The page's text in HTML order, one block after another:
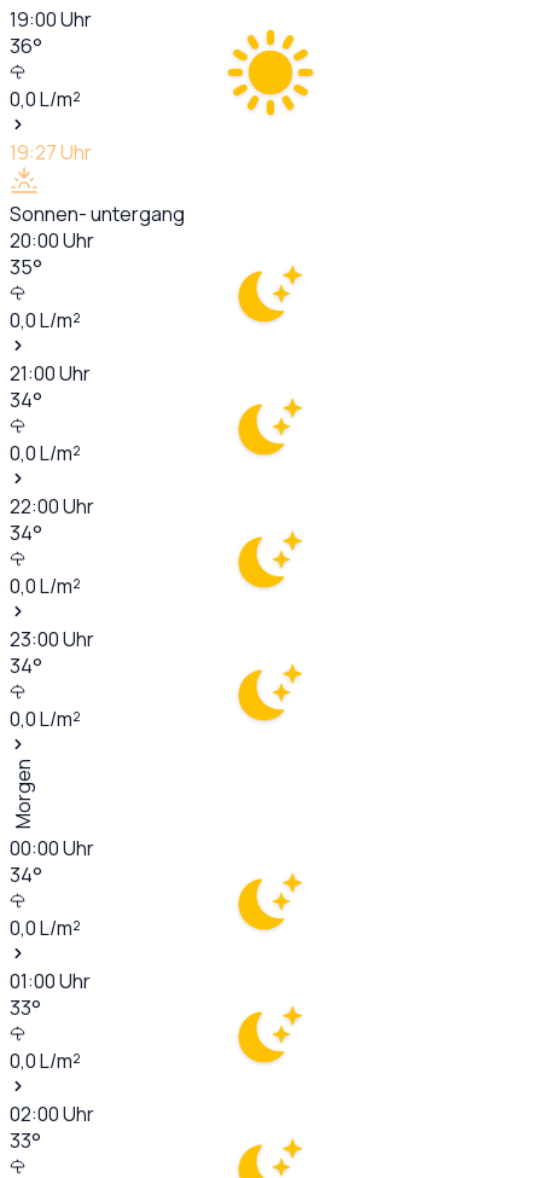
19:00Uhr
36°
0,0L/m²
19:27Uhr
Sonnen- untergang
20:00Uhr
35°
0,0L/m²
21:00Uhr
34°
0,0L/m²
22:00Uhr
34°
0,0L/m²
23:00Uhr
34°
0,0L/m²
Morgen
00:00Uhr
34°
0,0L/m²
01:00Uhr
33°
0,0L/m²
02:00Uhr
33°